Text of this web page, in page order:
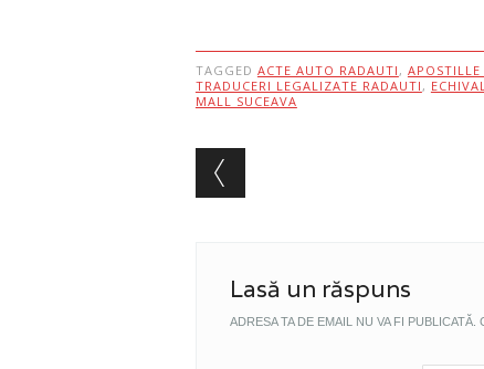
TAGGED ACTE AUTO RADAUTI ,
TRADUCERI LEGALIZATE RADAUTI ,
MALL SUCEAVA
Post navigation
Lasă un răspuns
ADRESA TA DE EMAIL NU VA FI PUBLICATĂ.